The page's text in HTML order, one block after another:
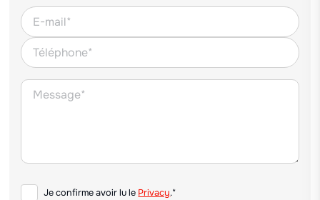
Je confirme avoir lu le Privacy.*